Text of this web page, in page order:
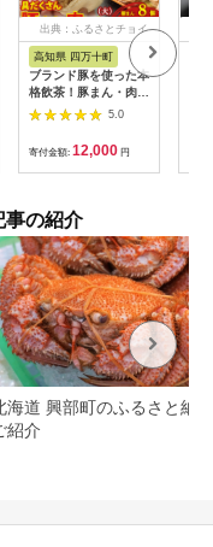
出典：ふるさとチョイ
高知県 四万十町
ブランド豚を使った本
格飲茶！豚まん・肉し
ゅうまいセット(大)
まん 冷凍 人気 おすす
め 惣菜 国産
5.0
寄付金額: 12,000 円
事の紹介
海道 興部町のふるさと納
紹介